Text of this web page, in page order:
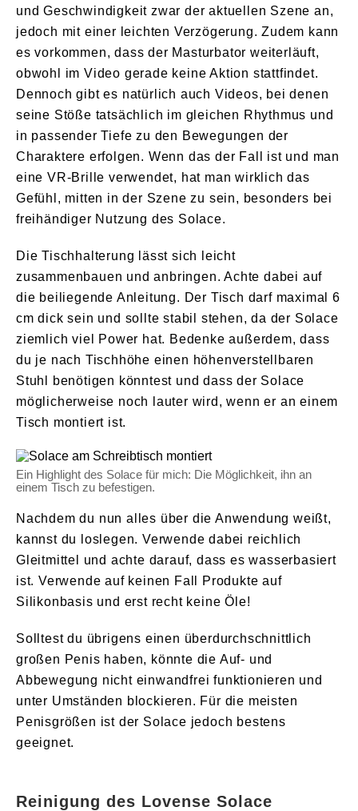
und Geschwindigkeit zwar der aktuellen Szene an,
jedoch mit einer leichten Verzögerung. Zudem kann
es vorkommen, dass der Masturbator weiterläuft,
obwohl im Video gerade keine Aktion stattfindet.
Dennoch gibt es natürlich auch Videos, bei denen
seine Stöße tatsächlich im gleichen Rhythmus und
in passender Tiefe zu den Bewegungen der
Charaktere erfolgen. Wenn das der Fall ist und man
eine VR-Brille verwendet, hat man wirklich das
Gefühl, mitten in der Szene zu sein, besonders bei
freihändiger Nutzung des Solace.
Die Tischhalterung lässt sich leicht
zusammenbauen und anbringen. Achte dabei auf
die beiliegende Anleitung. Der Tisch darf maximal 6
cm dick sein und sollte stabil stehen, da der Solace
ziemlich viel Power hat. Bedenke außerdem, dass
du je nach Tischhöhe einen höhenverstellbaren
Stuhl benötigen könntest und dass der Solace
möglicherweise noch lauter wird, wenn er an einem
Tisch montiert ist.
Ein Highlight des Solace für mich: Die Möglichkeit, ihn an
einem Tisch zu befestigen.
Nachdem du nun alles über die Anwendung weißt,
kannst du loslegen. Verwende dabei reichlich
Gleitmittel und achte darauf, dass es wasserbasiert
ist. Verwende auf keinen Fall Produkte auf
Silikonbasis und erst recht keine Öle!
Solltest du übrigens einen überdurchschnittlich
großen Penis haben, könnte die Auf- und
Abbewegung nicht einwandfrei funktionieren und
unter Umständen blockieren. Für die meisten
Penisgrößen ist der Solace jedoch bestens
geeignet.
Reinigung des Lovense Solace